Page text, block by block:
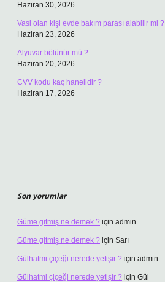
Haziran 30, 2026
Vasi olan kişi evde bakım parası alabilir mi ?
Haziran 23, 2026
Alyuvar bölünür mü ?
Haziran 20, 2026
CVV kodu kaç hanelidir ?
Haziran 17, 2026
Son yorumlar
Güme gitmiş ne demek ? için admin
Güme gitmiş ne demek ? için Sarı
Gülhatmi çiçeği nerede yetişir ? için admin
Gülhatmi çiçeği nerede yetişir ? için Gül